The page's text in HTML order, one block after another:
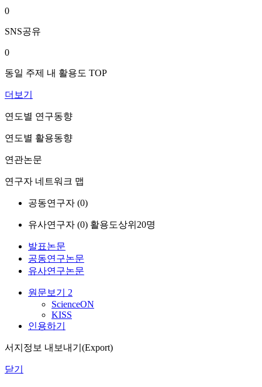
0
SNS공유
0
동일 주제 내 활용도 TOP
더보기
연도별 연구동향
연도별 활용동향
연관논문
연구자 네트워크 맵
공동연구자 (0)
유사연구자 (0) 활용도상위20명
발표논문
공동연구논문
유사연구논문
원문보기 2
ScienceON
KISS
인용하기
서지정보 내보내기(Export)
닫기